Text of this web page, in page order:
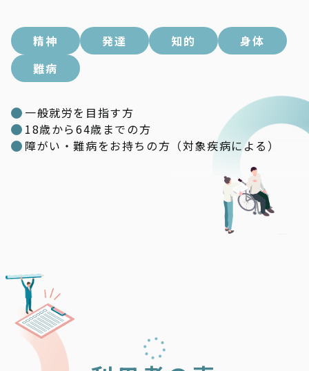
精神 発達 知的
身体
難病
一般就労を目指す方
18歳から64歳までの方
障がい・難病をお持ちの方（対象疾病による）